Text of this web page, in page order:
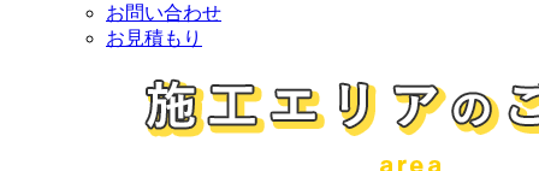
お問い合わせ
お見積もり